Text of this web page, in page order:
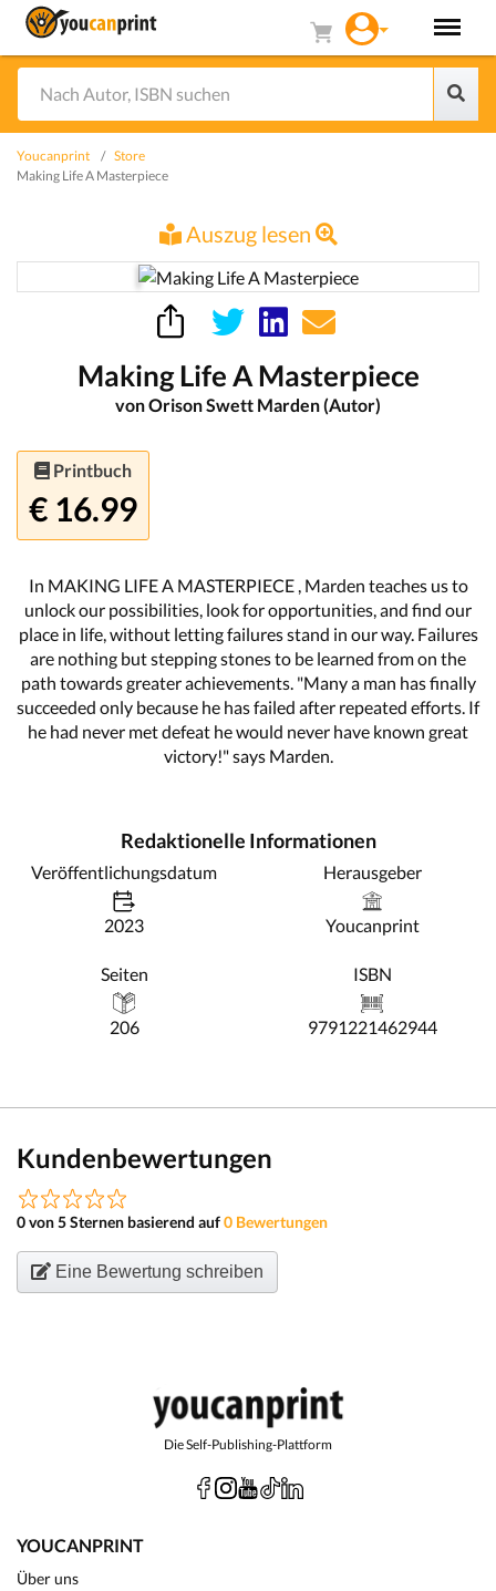
Youcanprint
Store
Making Life A Masterpiece
Auszug lesen
Making Life A Masterpiece
von Orison Swett Marden (Autor)
Printbuch
€ 16.99
In MAKING LIFE A MASTERPIECE , Marden teaches us to
unlock our possibilities, look for opportunities, and find our
place in life, without letting failures stand in our way. Failures
are nothing but stepping stones to be learned from on the
path towards greater achievements. "Many a man has finally
succeeded only because he has failed after repeated efforts. If
he had never met defeat he would never have known great
victory!" says Marden.
Redaktionelle Informationen
Veröffentlichungsdatum
2023
Herausgeber
Youcanprint
Seiten
206
ISBN
9791221462944
Kundenbewertungen
0 von 5 Sternen basierend auf0 Bewertungen
Eine Bewertung schreiben
Die Self-Publishing-Plattform
YOUCANPRINT
Über uns